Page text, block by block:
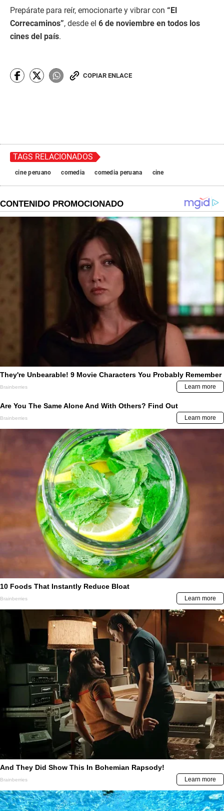
Prepárate para reír, emocionarte y vibrar con “El
Correcaminos”, desde el 6 de noviembre en todos los
cines del país.
COPIAR ENLACE
TAGS RELACIONADOS
cine peruano comedia comedia peruana cine